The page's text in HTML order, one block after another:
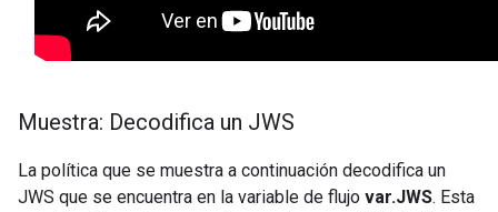
Muestra: Decodifica un JWS
La política que se muestra a continuación decodifica un
JWS que se encuentra en la variable de flujo var.JWS. Esta